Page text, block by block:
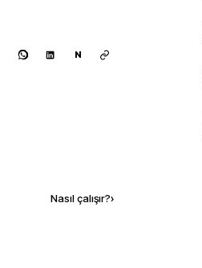
N
Nasıl çalışır?›